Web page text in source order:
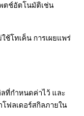
ตช์อัตโนมัติเช่น
ช้โทเค็น การเผยแพร่
ที่กำหนดค่าไว้ และ
โฟลเดอร์สกิลภายใน